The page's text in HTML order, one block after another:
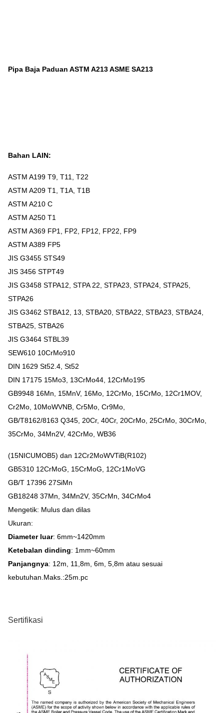
Pipa Baja Paduan ASTM A213 ASME SA213
Bahan LAIN:
ASTM A199 T9, T11, T22
ASTM A209 T1, T1A, T1B
ASTM A210 C
ASTM A250 T1
ASTM A369 FP1, FP2, FP12, FP22, FP9
ASTM A389 FP5
JIS G3455 STS49
JIS 3456 STPT49
JIS G3458 STPA12, STPA 22, STPA23, STPA24, STPA25,
STPA26
JIS G3462 STBA12, 13, STBA20, STBA22, STBA23, STBA24,
STBA25, STBA26
JIS G3464 STBL39
SEW610 10CrMo910
DIN 1629 St52.4, St52
DIN 17175 15Mo3, 13CrMo44, 12CrMo195
GB9948 16Mn, 15MnV, 16Mo, 12CrMo, 15CrMo, 12Cr1MOV,
Cr2Mo, 10MoWVNB, Cr5Mo, Cr9Mo,
GB/T8162/8163 Q345, 20Cr, 40Cr, 20CrMo, 25CrMo, 30CrMo,
35CrMo, 34Mn2V, 42CrMo, WB36
(15NICUMOB5) dan 12Cr2MoWVTiB(R102)
GB5310 12CrMoG, 15CrMoG, 12Cr1MoVG
GB/T 17396 27SiMn
GB18248 37Mn, 34Mn2V, 35CrMn, 34CrMo4
Mengetik: Mulus dan dilas
Ukuran:
Diameter luar: 6mm~1420mm
Ketebalan dinding: 1mm~60mm
Panjangnya: 12m, 11,8m, 6m, 5,8m atau sesuai
kebutuhan.Maks.:25m.pc
Sertifikasi